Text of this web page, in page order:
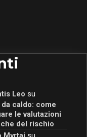
Leo su
caldo: come
le valutazioni
del rischio